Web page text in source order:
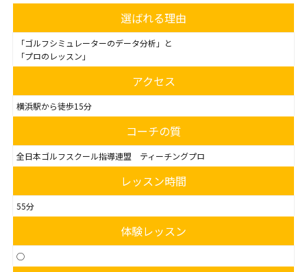
選ばれる理由
「ゴルフシミュレーターのデータ分析」と
「プロのレッスン」
アクセス
横浜駅から徒歩15分
コーチの質
全日本ゴルフスクール指導連盟 ティーチングプロ
レッスン時間
55分
体験レッスン
◯